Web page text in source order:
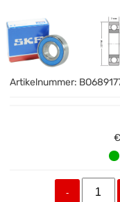
Artikelnummer:
-